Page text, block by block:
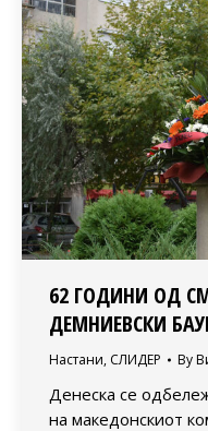
62 ГОДИНИ ОД
ДЕМНИЕВСКИ
Настани, СЛИДЕР By
Денеска се
на македонскиот